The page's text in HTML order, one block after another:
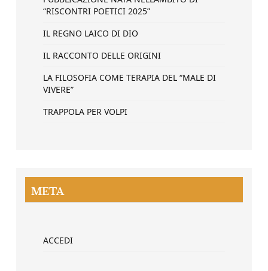
“RISCONTRI POETICI 2025”
IL REGNO LAICO DI DIO
IL RACCONTO DELLE ORIGINI
LA FILOSOFIA COME TERAPIA DEL “MALE DI
VIVERE”
TRAPPOLA PER VOLPI
META
ACCEDI